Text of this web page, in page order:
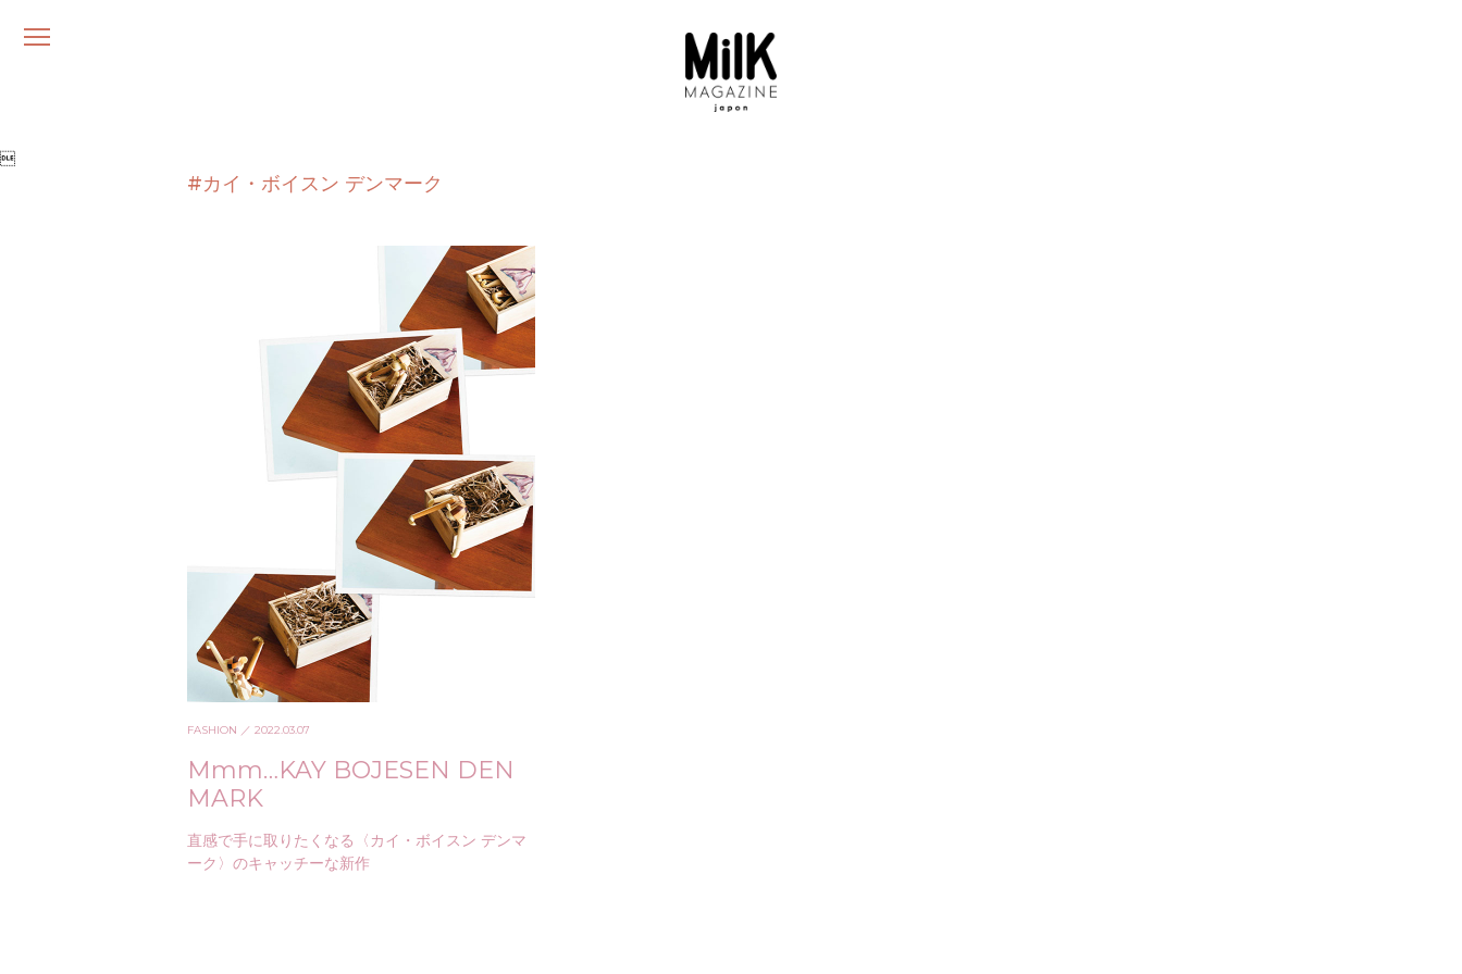
メ

#カイ・ボイスン デンマーク
FASHION ／ 2022.03.07
Mmm…KAY BOJESEN DEN
MARK
直感で手に取りたくなる〈カイ・ボイスン デンマ
ーク〉のキャッチーな新作